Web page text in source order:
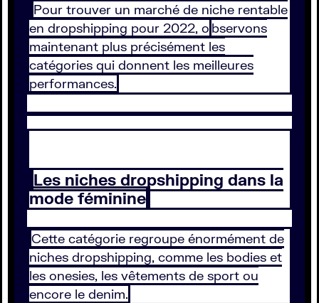
Pour trouver un marché de niche rentable
en dropshipping pour 2022, o bservons
maintenant plus précisément les
catégories qui donnent les meilleures
performances.
Les niches dropshipping dans la
mode féminine
Cette catégorie regroupe énormément de
niches dropshipping, comme les bodies et
les onesies, les vêtements de sport ou
encore le denim.